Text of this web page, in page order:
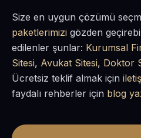
Size en uygun çözümü
paketlerimizi gözden
edilenler şunlar: Kurumsal
Sitesi, Avukat Sitesi, Doktor
Ücretsiz teklif almak için
faydalı rehberler için blog